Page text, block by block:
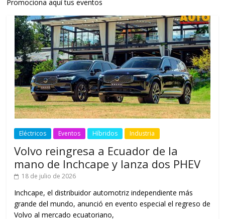
Promociona aquí tus eventos
Eléctricos Eventos Híbridos Industria
Volvo reingresa a Ecuador de la
mano de Inchcape y lanza dos PHEV
18 de julio de 2026
Inchcape, el distribuidor automotriz independiente más
grande del mundo, anunció en evento especial el regreso de
Volvo al mercado ecuatoriano,